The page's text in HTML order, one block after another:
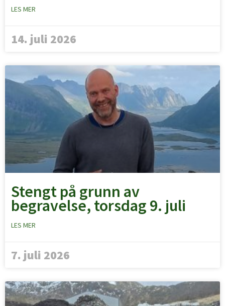
LES MER
14. juli 2026
Stengt på grunn av
begravelse, torsdag 9. juli
LES MER
7. juli 2026